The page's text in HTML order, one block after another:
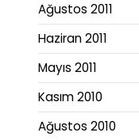
Ağustos 2011
Haziran 2011
Mayıs 2011
Kasım 2010
Ağustos 2010